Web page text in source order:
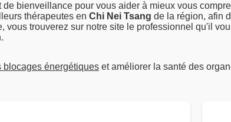
de bienveillance pour vous aider à mieux vous
thérapeutes en Chi Nei Tsang de la région, afin
trouverez sur notre site le professionnel qu'il
blocages énergétiques et améliorer la santé des